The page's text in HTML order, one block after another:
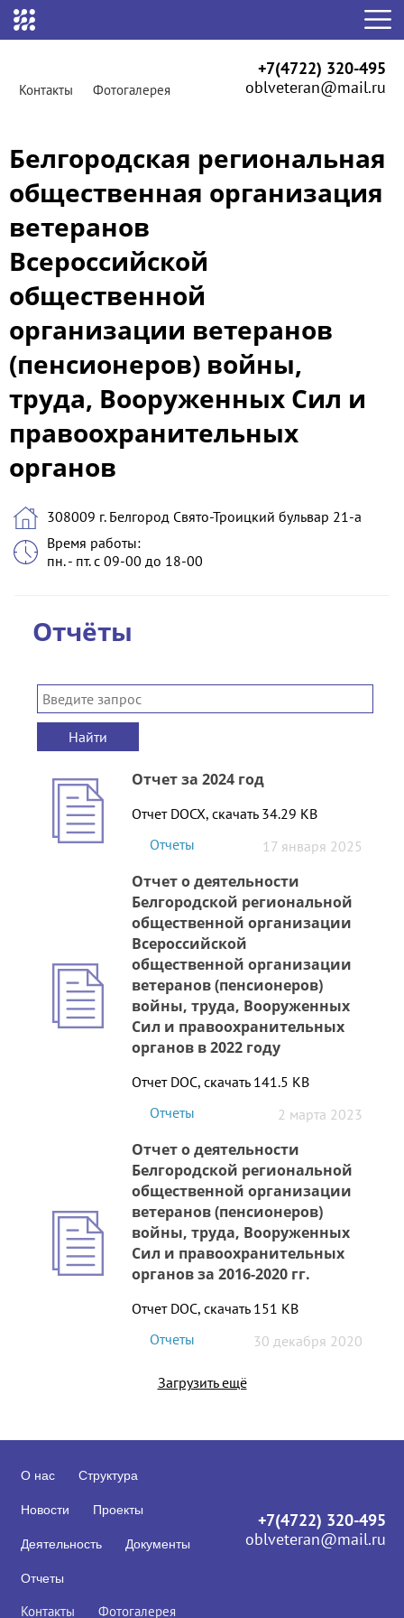
Контакты Фотогалерея
+7(4722) 320-495
oblveteran@mail.ru
Белгородская региональная
общественная организация
ветеранов
Всероссийской
общественной
организации ветеранов
(пенсионеров) войны,
труда, Вооруженных Сил и
правоохранительных
органов
308009 г. Белгород Свято-Троицкий бульвар 21-а
Время работы:
пн. - пт. с 09-00 до 18-00
Отчёты
Найти
Отчет за 2024 год
Отчет DOCX, скачать 34.29 KB
Отчеты
17 января 2025
Отчет о деятельности
Белгородской региональной
общественной организации
Всероссийской
общественной организации
ветеранов (пенсионеров)
войны, труда, Вооруженных
Сил и правоохранительных
органов в 2022 году
Отчет DOC, скачать 141.5 KB
Отчеты
2 марта 2023
Отчет о деятельности
Белгородской региональной
общественной организации
ветеранов (пенсионеров)
войны, труда, Вооруженных
Сил и правоохранительных
органов за 2016-2020 гг.
Отчет DOC, скачать 151 KB
Отчеты
30 декабря 2020
Загрузить ещё
О нас Структура
Новости Проекты
Деятельность Документы
Отчеты
Контакты Фотогалерея
+7(4722) 320-495
oblveteran@mail.ru